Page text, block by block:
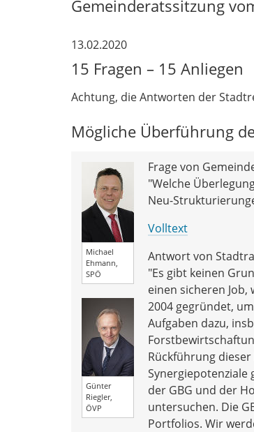
Gemeinderatssitzung
13.02.2020
15 Fragen – 15 Anliegen
Achtung, die Antworten der
Mögliche Überführung
Michael
Ehmann,
SPÖ
Günter
Riegler,
ÖVP
Frage von
"Welche
Neu-
Volltext
Antwort von
"Es gibt keinen
einen sicheren
2004 gegründet,
Aufgaben dazu,
Rückführung
Synergiepotenziale
der GBG und der
untersuchen. Die
Portfolios. Wir